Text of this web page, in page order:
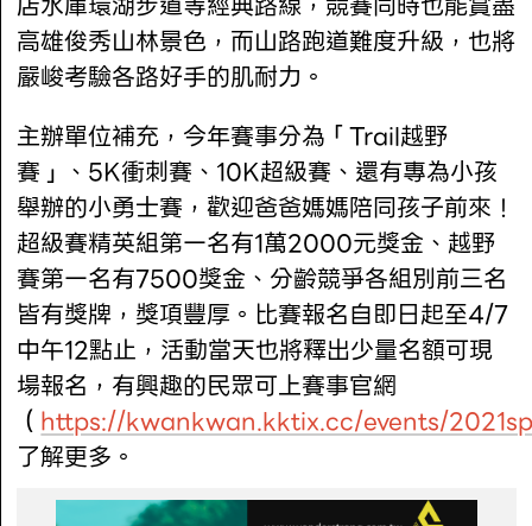
高雄俊秀山林景色，而山路跑道難度升級，也將
嚴峻考驗各路好手的肌耐力。
主辦單位補充，今年賽事分為「Trail越野
賽」、5K衝刺賽、10K超級賽、還有專為小孩
舉辦的小勇士賽，歡迎爸爸媽媽陪同孩子前來！
超級賽精英組第一名有1萬2000元獎金、越野
賽第一名有7500獎金、分齡競爭各組別前三名
皆有獎牌，獎項豐厚。比賽報名自即日起至4/7
中午12點止，活動當天也將釋出少量名額可現
場報名，有興趣的民眾可上賽事官網
（ https://kwankwan.kktix.cc/events/
了解更多。